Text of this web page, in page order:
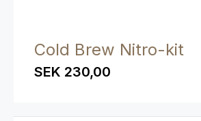
Cold Brew Nitro-kit
SEK 230,00